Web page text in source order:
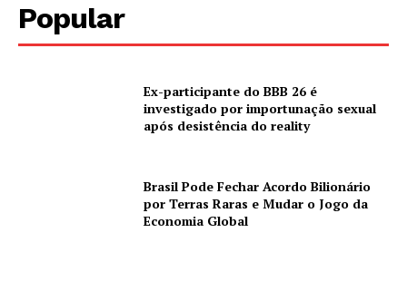
Popular
Ex-participante do BBB 26 é
investigado por importunação sexual
após desistência do reality
Brasil Pode Fechar Acordo Bilionário
por Terras Raras e Mudar o Jogo da
Economia Global